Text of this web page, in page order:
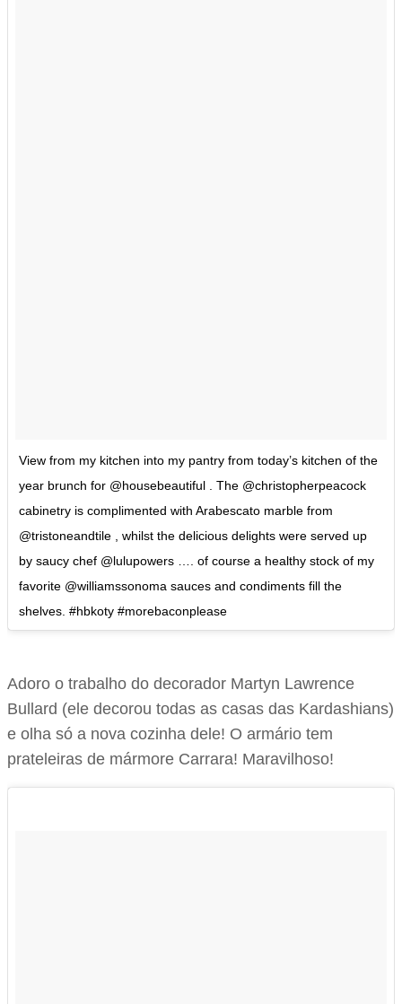
View from my kitchen into my pantry from today’s kitchen of the
year brunch for @housebeautiful . The @christopherpeacock
cabinetry is complimented with Arabescato marble from
@tristoneandtile , whilst the delicious delights were served up
by saucy chef @lulupowers …. of course a healthy stock of my
favorite @williamssonoma sauces and condiments fill the
shelves. #hbkoty #morebaconplease
Adoro o trabalho do decorador Martyn Lawrence
Bullard (ele decorou todas as casas das Kardashians)
e olha só a nova cozinha dele! O armário tem
prateleiras de mármore Carrara! Maravilhoso!